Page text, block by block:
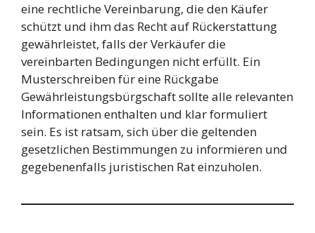
eine rechtliche Vereinbarung, die den Käufer
schützt und ihm das Recht auf Rückerstattung
gewährleistet, falls der Verkäufer die
vereinbarten Bedingungen nicht erfüllt. Ein
Musterschreiben für eine Rückgabe
Gewährleistungsbürgschaft sollte alle relevanten
Informationen enthalten und klar formuliert
sein. Es ist ratsam, sich über die geltenden
gesetzlichen Bestimmungen zu informieren und
gegebenenfalls juristischen Rat einzuholen.